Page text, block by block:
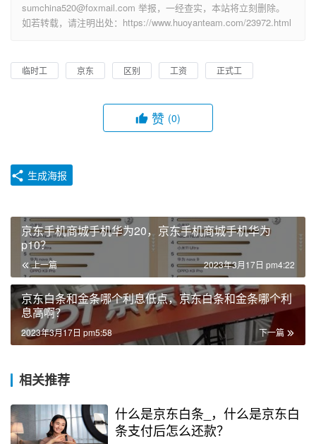
sumchina520@foxmail.com 举报，一经查实，本站将立刻删除。
如若转载，请注明出处：https://www.huoyanteam.com/23972.html
临时工 京东 区别 工资 正式工
赞 (0)
生成海报
京东手机商城手机华为20，京东手机商城手机华为
p10？
上一篇 2023年3月17日 pm4:22
京东白条和金条哪个利息低点，京东白条和金条哪个利
息高啊？
下一篇
2023年3月17日 pm5:58
相关推荐
什么是京东白条_，什么是京东白
条支付后怎么还款？